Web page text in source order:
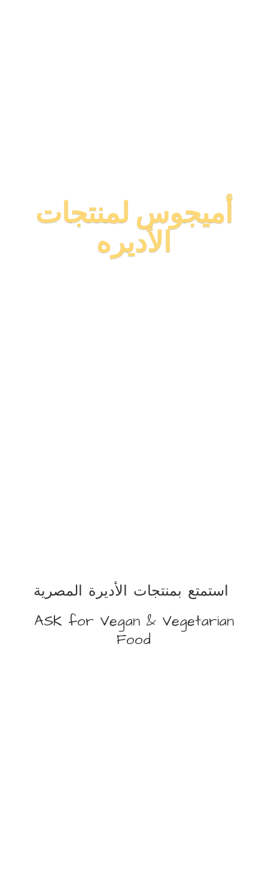
أميجوس لمنتجات
الأديره
ASK for Vegan & Vegetarian
Food